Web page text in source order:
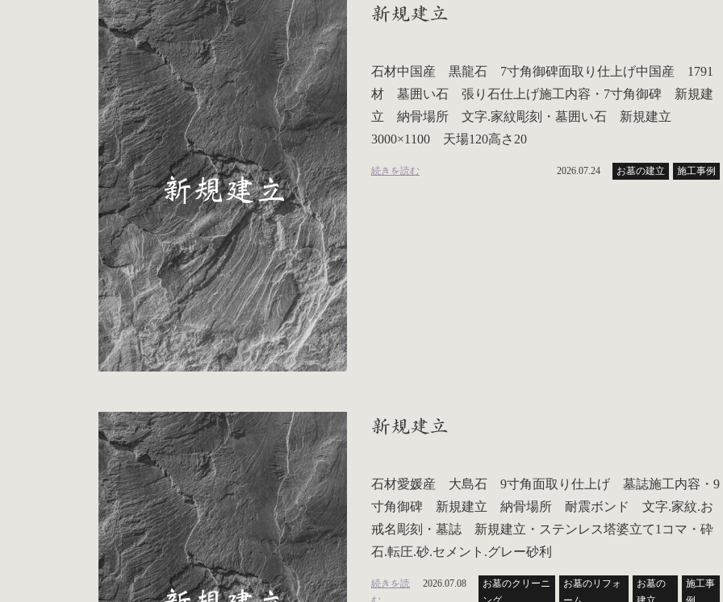
新規建立
石材中国産 黒龍石 7寸角御碑面取り仕上げ中国産 1791
材 墓囲い石 張り石仕上げ施工内容・7寸角御碑 新規建
立 納骨場所 文字.家紋彫刻・墓囲い石 新規建立
3000×1100 天場120高さ20
続きを読む 2026.07.24 お墓の建立 施工事例
新規建立
石材愛媛産 大島石 9寸角面取り仕上げ 墓誌施工内容・9
寸角御碑 新規建立 納骨場所 耐震ボンド 文字.家紋.お
戒名彫刻・墓誌 新規建立・ステンレス塔婆立て1コマ・砕
石.転圧.砂.セメント.グレー砂利
続きを読
2026.07.08
お墓のクリーニ
お墓のリフォ
お墓の
施工事